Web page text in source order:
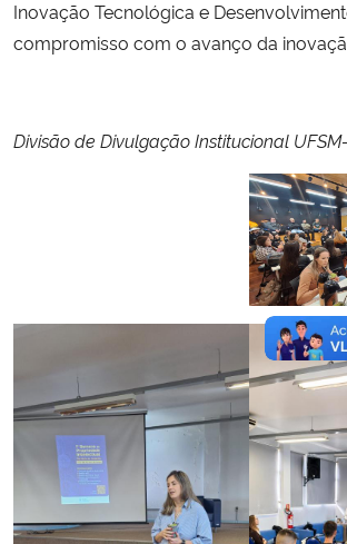
Inovação Tecnológica e
compromisso com o avanço da
Divisão de Divulgação Institucional